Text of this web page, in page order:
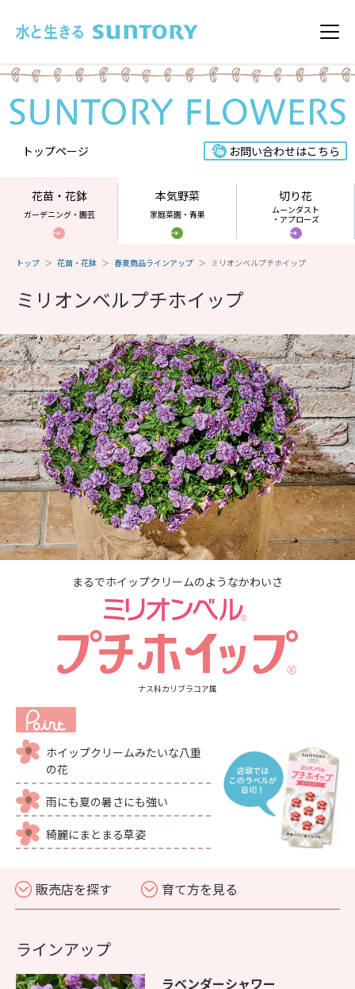
メ
トップページ お問い合わせはこちら
花苗・花鉢
ガーデニング・園芸
本気野菜
家庭菜園・青果
切り花
ムーンダスト
・アプローズ
トップ 花苗・花鉢 春夏商品ラインアップ ミリオンベルプチホイップ
ミリオンベルプチホイップ
まるでホイップクリームのようなかわいさ
ナス科カリブラコア属
ホイップクリームみたいな八重
の花
雨にも夏の暑さにも強い
綺麗にまとまる草姿
販売店を探す 育て方を見る
ラインアップ
ラベンダーシャワー